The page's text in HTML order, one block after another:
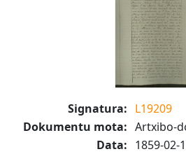
Signatura: L19209
Dokumentu mota: Artxibo-
Data: 1859-02-